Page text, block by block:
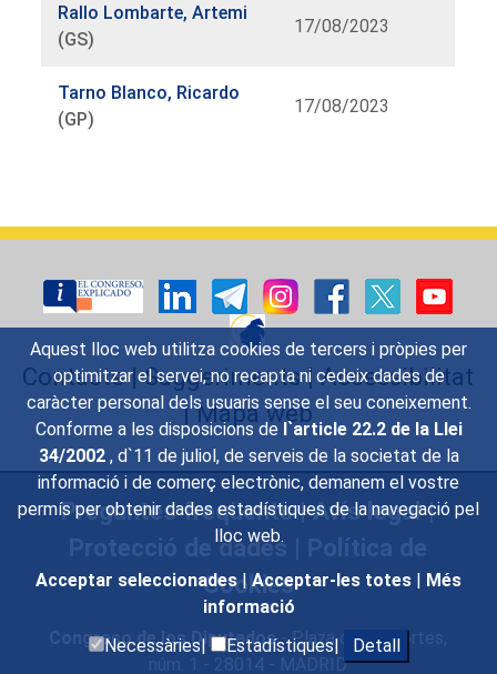
Aquest lloc web utilitza cookies de tercers i pròpies per
optimitzar el servei, no recapta ni cedeix dades de
caràcter personal dels usuaris sense el seu coneixement.
Conforme a les disposicions del`article 22.2 de la Llei
34/2002 , d`11 de juliol, de serveis de la societat de la
informació i de comerç electrònic, demanem el vostre
permís per obtenir dades estadístiques de la navegació pel
lloc web.
Acceptar seleccionades | Acceptar-les totes | Més
informació
Necessàries|
Estadístiques| Detall
Rallo Lombarte, Artemi
(GS)
17/08/2023
Tarno Blanco, Ricardo
(GP)
17/08/2023
Contacte|Suggeriments|Accessibilitat
|Mapa web
Preguntes freqüents|Avís legal|
Protecció de dades
Cookies
Congreso de los Diputados- Plaza de las Cortes,
núm. 1 - 28014 - MADRID